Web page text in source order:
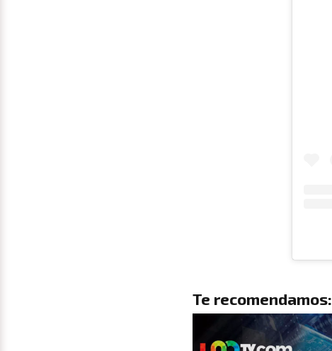
Te recomendamos: